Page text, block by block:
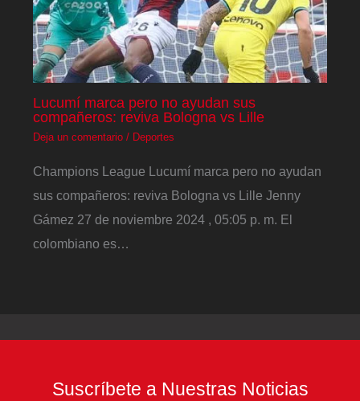
Lucumí marca pero no ayudan sus
compañeros: reviva Bologna vs Lille
Deja un comentario / Deportes
Champions League Lucumí marca pero no ayudan
sus compañeros: reviva Bologna vs Lille Jenny
Gámez 27 de noviembre 2024 , 05:05 p. m. El
colombiano es…
Suscríbete a Nuestras Noticias